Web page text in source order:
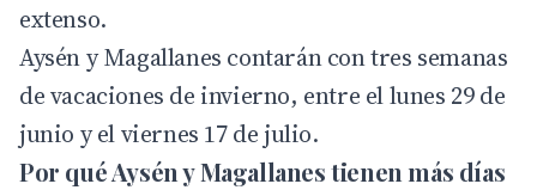
extenso.
Aysén y Magallanes contarán con tres semanas
de vacaciones de invierno, entre el lunes 29 de
junio y el viernes 17 de julio.
Por qué Aysén y Magallanes tienen más días